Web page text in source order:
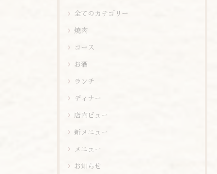
全てのカテゴリー
焼肉
コース
お酒
ランチ
ディナー
店内ビュー
新メニュー
メニュー
お知らせ